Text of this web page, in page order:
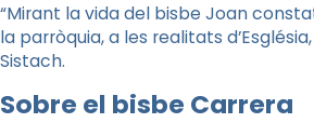
“Mirant la vida del bisbe Joan
la parròquia, a les realitats
Sistach.
Sobre el bisbe Carrera